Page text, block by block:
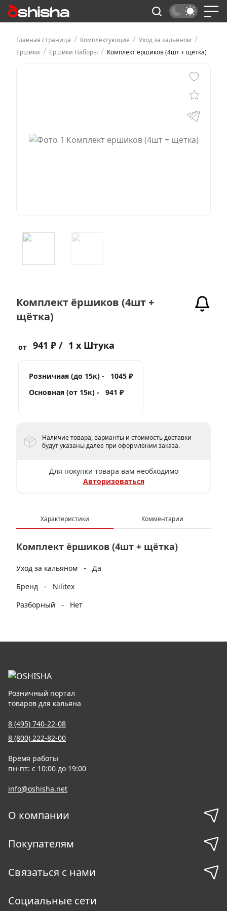
Главная страница / Комплектующие / Уход за кальяном /
Ёршики / Ёршики Наборы / Комплект ёршиков (4шт + щётка)
Комплект ёршиков (4шт +
щётка)
от 941 ₽ / 1 x Штука
Розничная (до 15к) -
1045 ₽
Основная (от 15к) -
941 ₽
Наличие товара, варианты и стоимость доставки
будут указаны далее при оформлении заказа.
Для покупки товара вам необходимо
Авторизоваться
Характеристики Комментарии
Комплект ёршиков (4шт + щётка)
Уход за кальяном - Да
Бренд
-
Nilitex
Разборный
- Нет
Розничный портал
товаров для кальяна
8 (495) 740-22-08
8 (800) 222-82-00
Время работы
пн-пт: с 10:00 до 19:00
info@oshisha.net
О компании
Покупателям
Связаться с нами
Социальные сети